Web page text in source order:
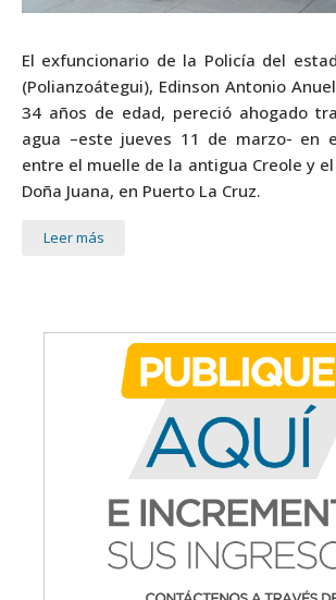
El exfuncionario de la Policía del
(Polianzoátegui), Edinson Antonio
34 años de edad, pereció ahogado
agua –este jueves 11 de marzo- en
entre el muelle de la antigua Creole y
Doña Juana, en Puerto La Cruz.
Leer más